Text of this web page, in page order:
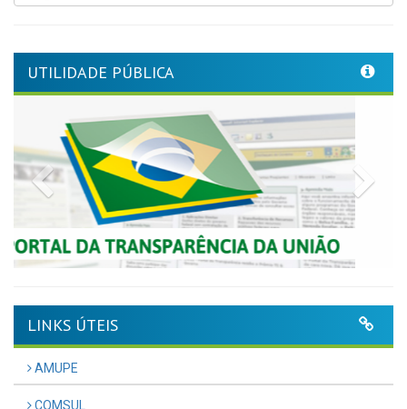
UTILIDADE PÚBLICA
Previous
LINKS ÚTEIS
AMUPE
COMSUL